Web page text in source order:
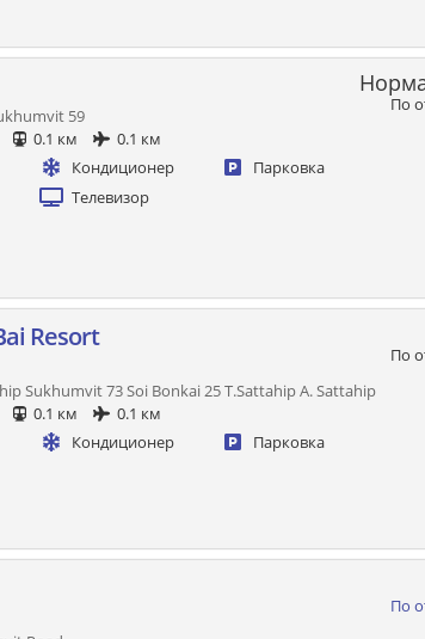
59
0.1 км
0.1 км
Кондиционер
Парковка
Телевизор
По
Resort
Sukhumvit 73 Soi Bonkai 25 T.Sattahip A. Sattahip
0.1 км
0.1 км
Кондиционер
Парковка
По
По